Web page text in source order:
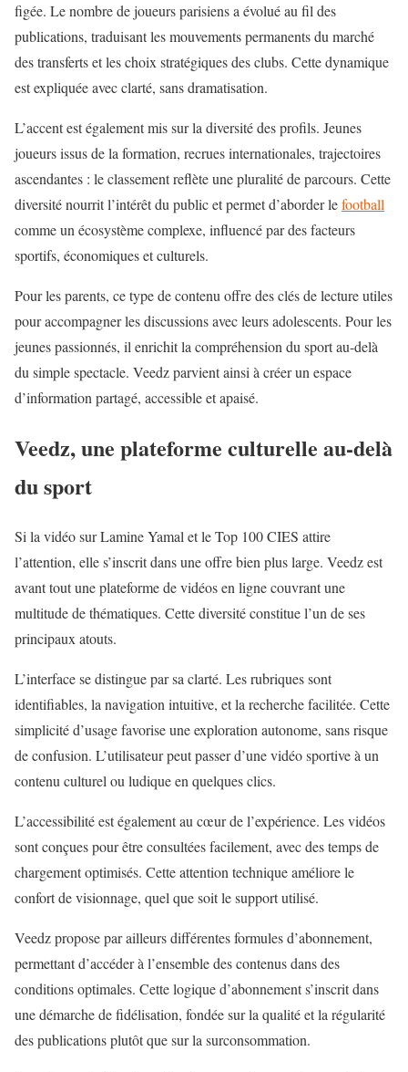
figée. Le nombre de joueurs parisiens a évolué au fil des
publications, traduisant les mouvements permanents du marché
des transferts et les choix stratégiques des clubs. Cette dynamique
est expliquée avec clarté, sans dramatisation.
L’accent est également mis sur la diversité des profils. Jeunes
joueurs issus de la formation, recrues internationales, trajectoires
ascendantes : le classement reflète une pluralité de parcours. Cette
diversité nourrit l’intérêt du public et permet d’aborder lefootball
comme un écosystème complexe, influencé par des facteurs
sportifs, économiques et culturels.
Pour les parents, ce type de contenu offre des clés de lecture utiles
pour accompagner les discussions avec leurs adolescents. Pour les
jeunes passionnés, il enrichit la compréhension du sport au-delà
du simple spectacle. Veedz parvient ainsi à créer un espace
d’information partagé, accessible et apaisé.
Veedz, une plateforme culturelle au-delà
du sport
Si la vidéo sur Lamine Yamal et le Top 100 CIES attire
l’attention, elle s’inscrit dans une offre bien plus large. Veedz est
avant tout une plateforme de vidéos en ligne couvrant une
multitude de thématiques. Cette diversité constitue l’un de ses
principaux atouts.
L’interface se distingue par sa clarté. Les rubriques sont
identifiables, la navigation intuitive, et la recherche facilitée. Cette
simplicité d’usage favorise une exploration autonome, sans risque
de confusion. L’utilisateur peut passer d’une vidéo sportive à un
contenu culturel ou ludique en quelques clics.
L’accessibilité est également au cœur de l’expérience. Les vidéos
sont conçues pour être consultées facilement, avec des temps de
chargement optimisés. Cette attention technique améliore le
confort de visionnage, quel que soit le support utilisé.
Veedz propose par ailleurs différentes formules d’abonnement,
permettant d’accéder à l’ensemble des contenus dans des
conditions optimales. Cette logique d’abonnement s’inscrit dans
une démarche de fidélisation, fondée sur la qualité et la régularité
des publications plutôt que sur la surconsommation.